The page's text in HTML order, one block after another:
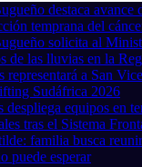
destaca avance
temprana del
solicita al
de las lluvias en la
representará a San
Sudáfrica 2026
despliega equipos en
tras el Sistema
familia busca
puede esperar